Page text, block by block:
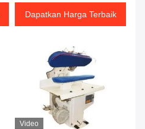
Dapatkan Harga Terbaik
Video